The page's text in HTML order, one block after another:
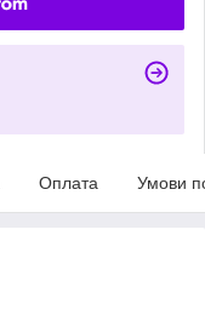
Оплата Умови